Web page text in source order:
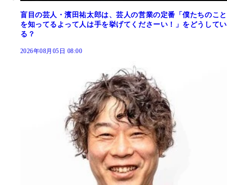
盲目の芸人・濱田祐太郎は、芸人の営業の定番「僕たちのこと
を知ってるよって人は手を挙げてくださーい！」をどうしてい
る？
2026年08月05日 08:00